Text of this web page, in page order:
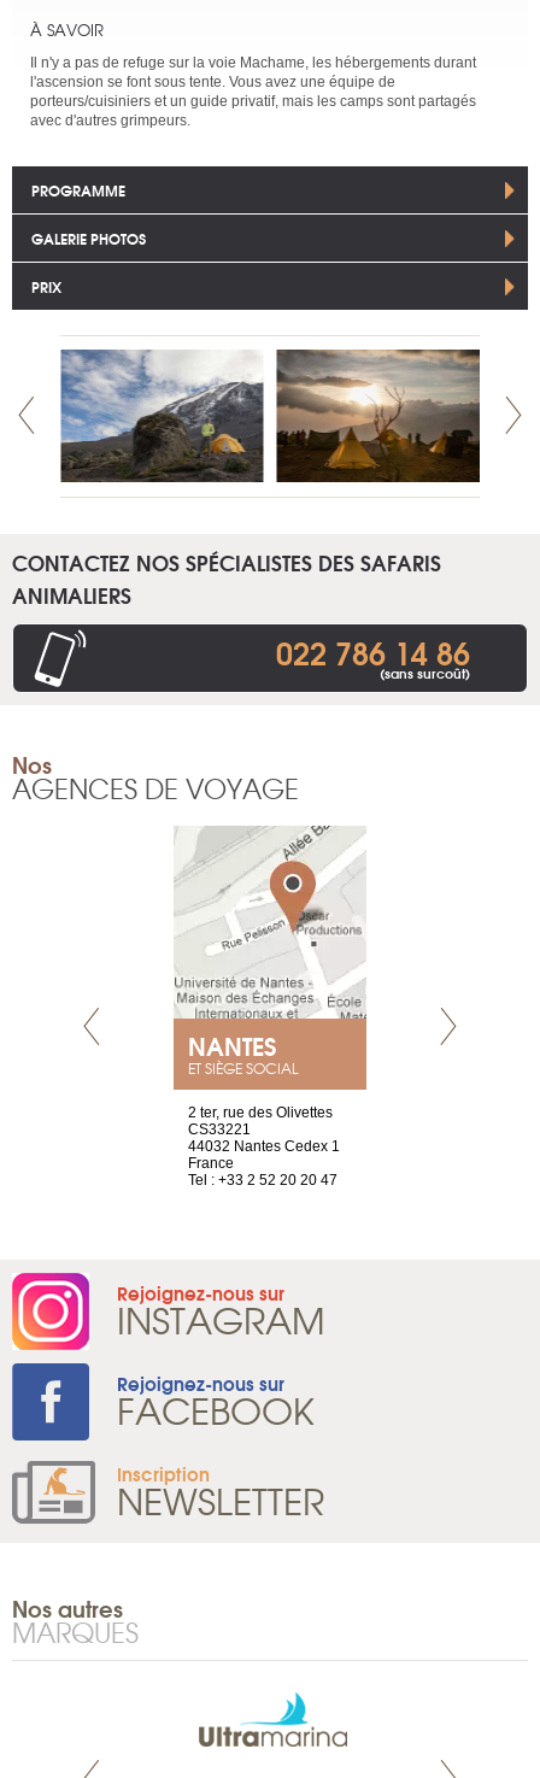
À SAVOIR
Il n'y a pas de refuge sur la voie Machame, les hébergements durant
l'ascension se font sous tente. Vous avez une équipe de
porteurs/cuisiniers et un guide privatif, mais les camps sont partagés
avec d'autres grimpeurs.
PROGRAMME
GALERIE PHOTOS
PRIX
CONTACTEZ NOS SPÉCIALISTES DES SAFARIS
ANIMALIERS
022 786 14 86
(sans surcoût)
Nos
AGENCES DE VOYAGE
NANTES
ET SIÈGE SOCIAL
2 ter, rue des Olivettes
CS33221
44032 Nantes Cedex 1
France
Tel : +33 2 52 20 20 47
Rejoignez-nous sur
INSTAGRAM
Rejoignez-nous sur
FACEBOOK
Inscription
NEWSLETTER
Nos autres
MARQUES